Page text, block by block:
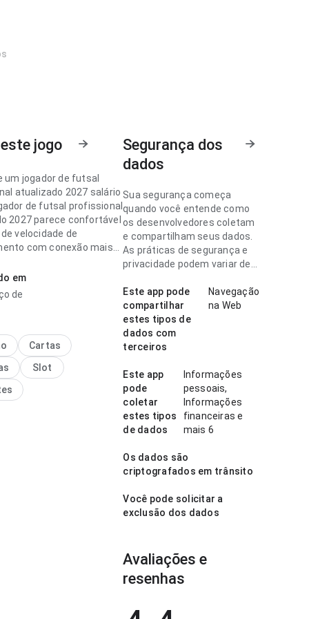
jogo
um jogador de futsal
atualizado 2027 salário
de futsal profissional
2027 parece confortável
velocidade de
com conexão mais
visíveis. Isso passa mais
ao usuário.
no ponto de velocidade
lendo descrições
deixa claro o
A página causa uma
melhor que algo
em
de
Cartas
Slot
Segurança dos
dados
Sua segurança começa
quando você entende como
os desenvolvedores coletam
e compartilham seus dados.
As práticas de segurança e
privacidade podem variar de
a idade.
Este app pode
compartilhar
estes tipos de
dados com
terceiros
Navegação
na Web
Este app
pode
coletar
estes tipos
de dados
Informações
pessoais,
Informações
financeiras e
mais 6
Os dados são
criptografados em trânsito
Você pode solicitar a
exclusão dos dados
Avaliações e
resenhas